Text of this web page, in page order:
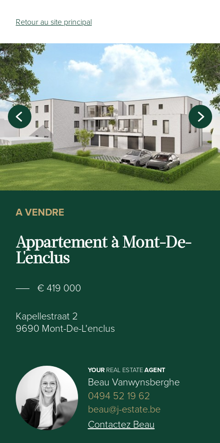
Retour au site principal
A VENDRE
Appartement à Mont-De-
L'enclus
€ 419 000
Kapellestraat 2
9690 Mont-De-L'enclus
YOUR REAL ESTATEAGENT
Beau Vanwynsberghe
0494 52 19 62
beau@j-estate.be
Contactez Beau